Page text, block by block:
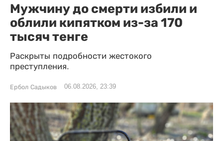
Мужчину до смерти избили и
облили кипятком из-за 170
тысяч тенге
Раскрыты подробности жестокого
преступления.
Ербол Садыков 06.08.2026, 23:39